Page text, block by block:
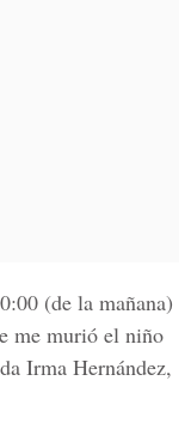
(de la mañana)
me murió el niño
Irma Hernández,